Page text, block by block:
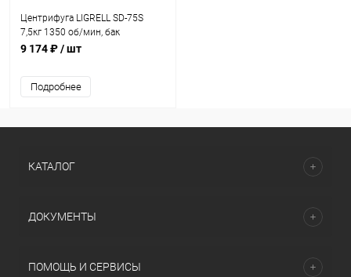
Центрифуга LIGRELL SD-75S
7,5кг 1350 об/мин, бак
нерж.сталь
9 174 ₽/ шт
Подробнее
КАТАЛОГ
ДОКУМЕНТЫ
ПОМОЩЬ И СЕРВИСЫ